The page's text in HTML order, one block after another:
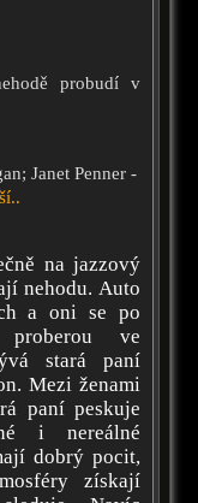
probudí v
Janet Penner -
na jazzový
nehodu. Auto
a oni se po
ve
stará paní
Mezi ženami
paní peskuje
i nereálné
dobrý pocit,
získají